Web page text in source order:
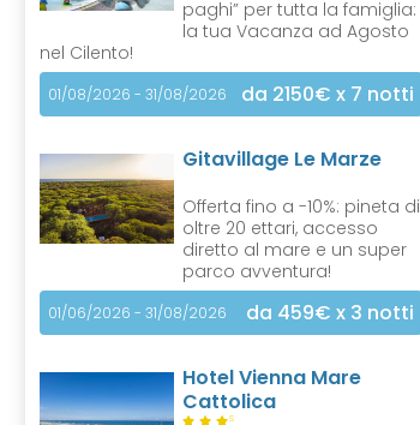
paghi” per tutta la famiglia:
la tua Vacanza ad Agosto
nel Cilento!
01/08/2026 - 31/08/2026 da 2150€ x 7 notti
Gitavillage Le Marze
Offerta fino a -10%: pineta di
oltre 20 ettari, accesso
diretto al mare e un super
parco avventura!
01/06/2026 - 31/08/2026 da 459€ x 3 notti
Hotel Vienna Mare
Cattolica
S